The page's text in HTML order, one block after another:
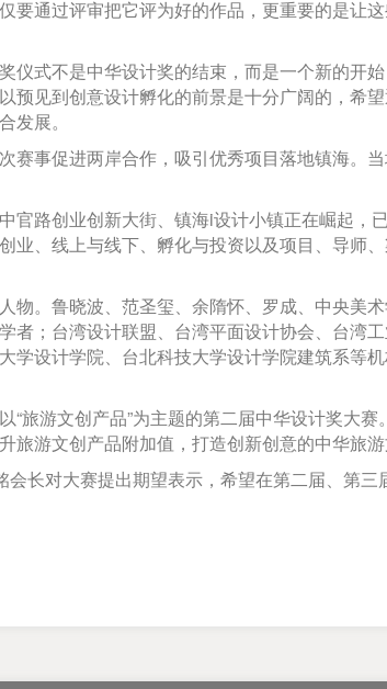
通过评审把它评为好的作品，更重要的是让
式不是中华设计奖的结束，而是一个新的开
预见到创意设计孵化的前景是十分广阔的，希
发展。
事促进两岸合作，吸引优秀项目落地镇海。当
路创业创新大街、镇海i设计小镇正在崛起，已
、线上与线下、孵化与投资以及项目、导师
。鲁晓波、范圣玺、余隋怀、罗成、中央美
者；台湾设计联盟、台湾平面设计协会、台湾
学设计学院、台北科技大学设计学院建筑系等
游文创产品”为主题的第二届中华设计奖大赛
游文创产品附加值，打造创新创意的中华旅游
长对大赛提出期望表示，希望在第二届、第三